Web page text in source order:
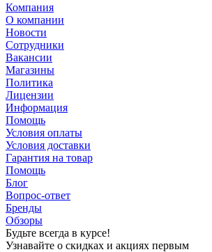
Компания
О компании
Новости
Сотрудники
Вакансии
Магазины
Политика
Лицензии
Информация
Помощь
Условия оплаты
Условия доставки
Гарантия на товар
Помощь
Блог
Вопрос-ответ
Бренды
Обзоры
Будьте всегда в курсе!
Узнавайте о скидках и акциях первым